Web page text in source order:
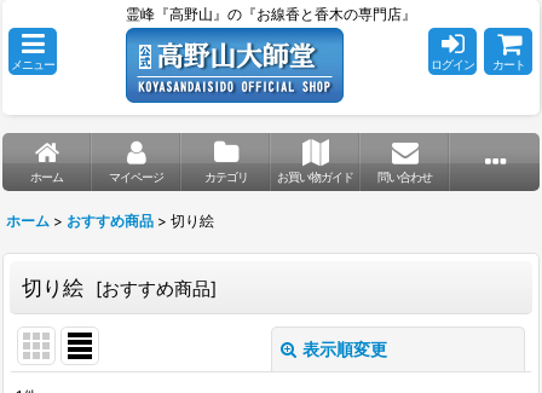
霊峰『高野山』の『お線香と香木の専門店』
メニュー ログイン カート
ホーム マイページ カテゴリ お買い物ガイド 問い合わせ
ホーム > おすすめ商品 > 切り絵
切り絵 [おすすめ商品]
表示順変更